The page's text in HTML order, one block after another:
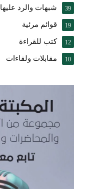
شبهات والرد عليها 39
قوائم مرئية 19
كتب للقراءة 12
مقابلات ولقاءات 10